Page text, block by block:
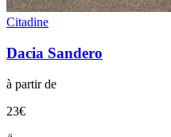
Citadine
Dacia Sandero
à partir de
23€